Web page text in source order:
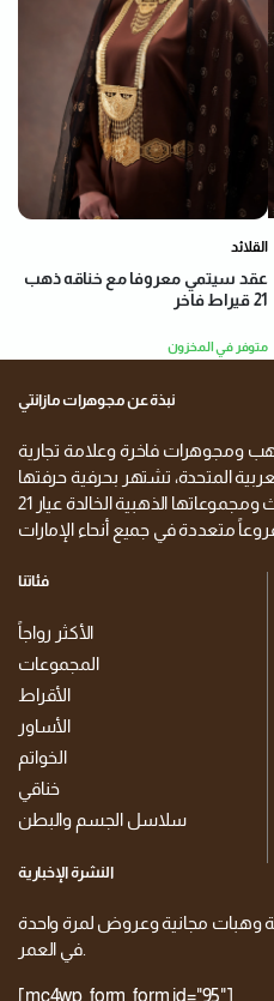
القلائد
عقد سيتمي معروفا مع خناقه ذهب
21 قيراط فاخر
متوفر في المخزون
نبذة عن مجوهرات مازانتي
ومجوهرات فاخرة وعلامة تجارية
المتحدة، تشتهر بحرفية حرفتها
وتصاميمها المستوحاة من التراث ومجموعاتها الذهبية الخالدة عيار 21
فئاتنا
الأكثر رواجاً
المجموعات
الأقراط
الأساور
الخواتم
خناقي
سلاسل الجسم والبطن
النشرة الإخبارية
مجانية وعروض لمرة واحدة
في العمر.
[mc4wp_form_form id="95"]